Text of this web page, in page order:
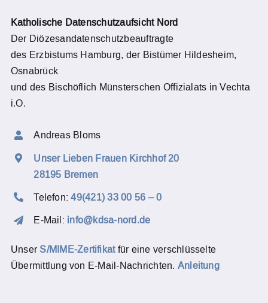
Katholische Datenschutzaufsicht Nord
Der Diözesandatenschutzbeauftragte
des Erzbistums Hamburg, der Bistümer Hildesheim,
Osnabrück
und des Bischöflich Münsterschen Offizialats in Vechta
i.O.
Andreas Bloms
Unser Lieben Frauen Kirchhof 20
28195 Bremen
Telefon:49(421) 33 00 56 – 0
E-Mail: info@kdsa-nord.de
Unser S/MIME-Zertifikatfür eine verschlüsselte
Übermittlung von E-Mail-Nachrichten. Anleitung